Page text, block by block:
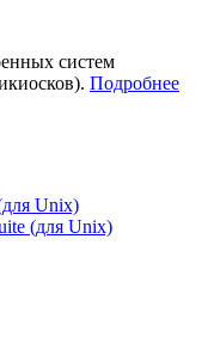
систем
Подробнее
Unix)
(для Unix)